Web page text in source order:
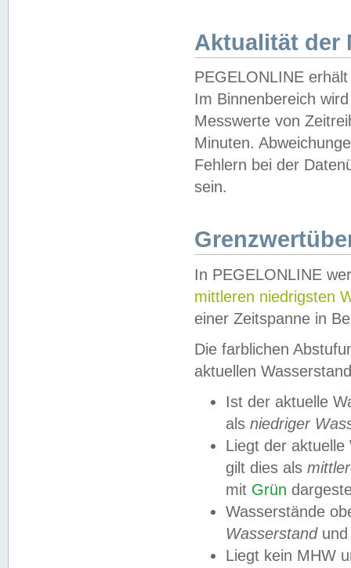
Aktualität der
PEGELONLINE
Im Binnenbereich
Messwerte von
Minuten.
Fehlern bei der
sein.
In PEGELONLINE
mittleren niedrigsten
einer Zeitspanne in
Die farblichen
aktuellen
Ist der aktuelle
als niedriger
Liegt der
gilt dies als
mit Grün
Wasserstände
Wasserstandund
Liegt kein MHW